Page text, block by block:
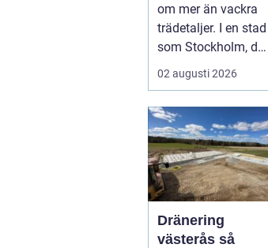
om mer än vackra
trädetaljer. I en stad
som Stockholm, där
många bor på
begränsa...
02 augusti 2026
Dränering
västerås så